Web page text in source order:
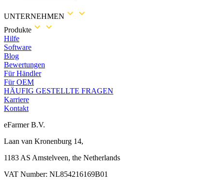
UNTERNEHMEN
Produkte
Hilfe
Software
Blog
Bewertungen
Für Händler
Für OEM
HÄUFIG GESTELLTE FRAGEN
Karriere
Kontakt
eFarmer B.V.
Laan van Kronenburg 14,
1183 AS Amstelveen, the Netherlands
VAT Number: NL854216169B01